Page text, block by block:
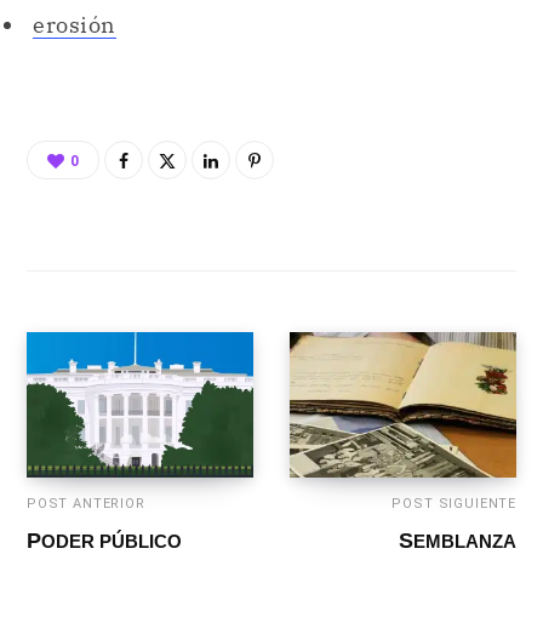
POST ANTERIOR
PODER PÚBLICO
POST SIGUIENTE
SEMBLANZA